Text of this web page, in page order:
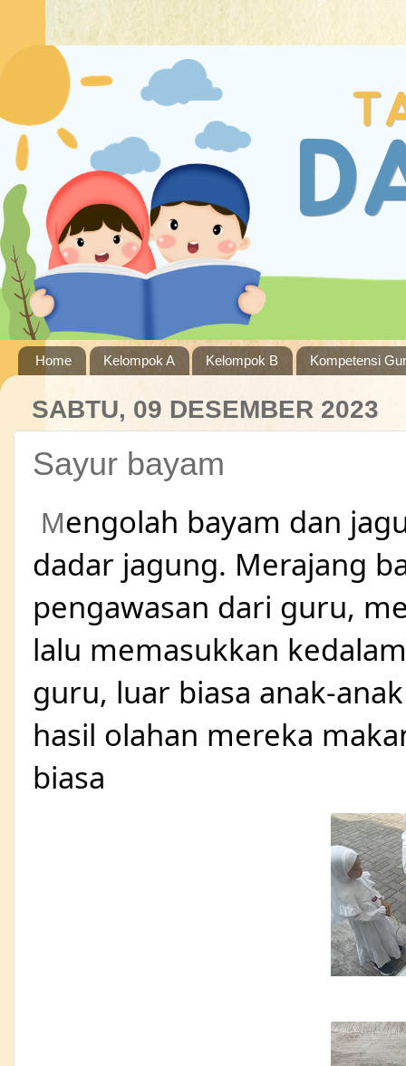
Home Kelompok A Kelompok B Kompetensi
SABTU, 09 DESEMBER 2023
Sayur bayam
Mengolah bayam dan
dadar jagung. Merajang
pengawasan dari guru,
lalu memasukkan
guru, luar biasa anak-
hasil olahan mereka
biasa